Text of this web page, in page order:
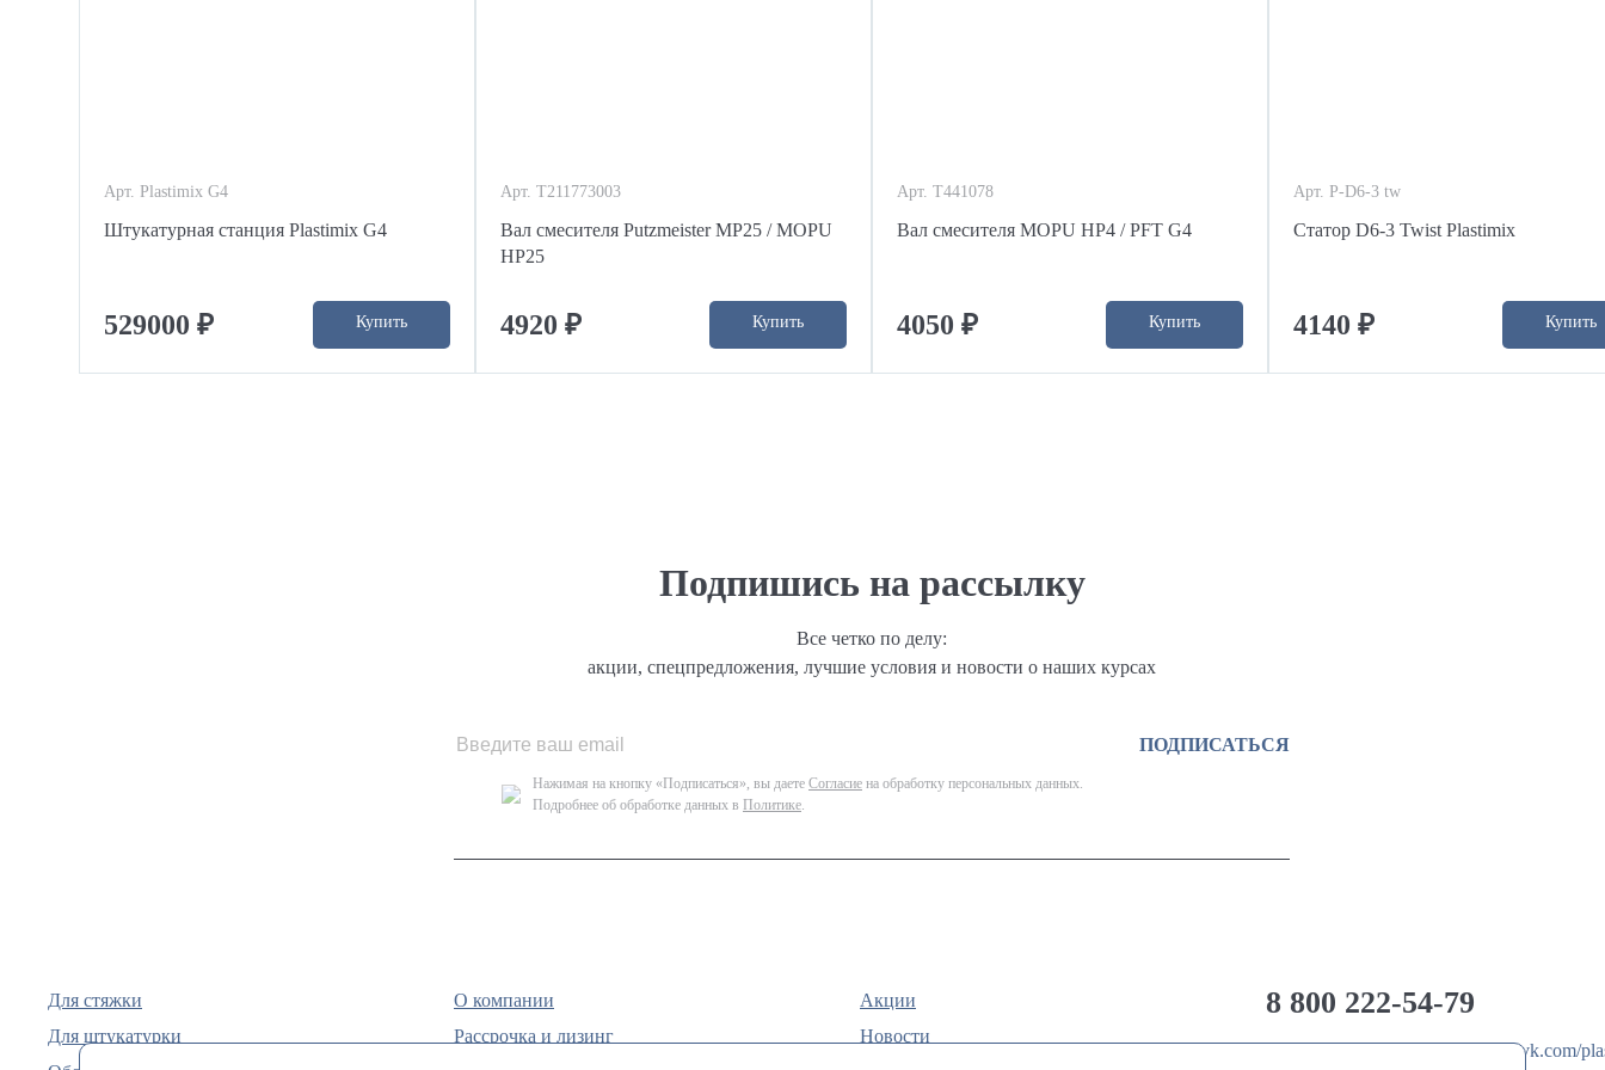
Арт. Plastimix G4
Штукатурная станция Plastimix G4
Купить
529000 ₽
Арт. T211773003
Вал смесителя Putzmeister MP25 / MOPU
HP25
Купить
4920 ₽
Арт. T441078
Вал смесителя MOPU HP4 / PFT G4
Купить
4050 ₽
Арт. P-D6-3 tw
Статор D6-3 Twist Plastimix
Купить
4140 ₽
Подпишись на рассылку
Все четко по делу:
акции, спецпредложения, лучшие условия и новости о наших курсах
ПОДПИСАТЬСЯ
Нажимая на кнопку «Подписаться», вы даете Согласие на обработку персональных данных.
Подробнее об обработке данных в Политике.
Для стяжки
Для штукатурки
О компании
Рассрочка и лизинг
Акции
Новости
8 800 222-54-79
@Plastimix vk.com/